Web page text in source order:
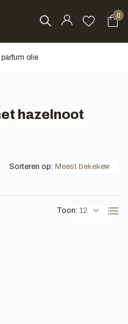
0
olie
hazelnoot
Toon:
Sorteren op: